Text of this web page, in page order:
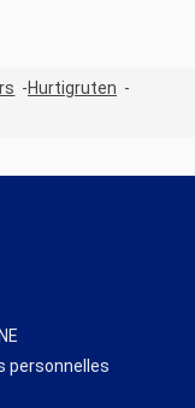
Hurtigruten
personnelles